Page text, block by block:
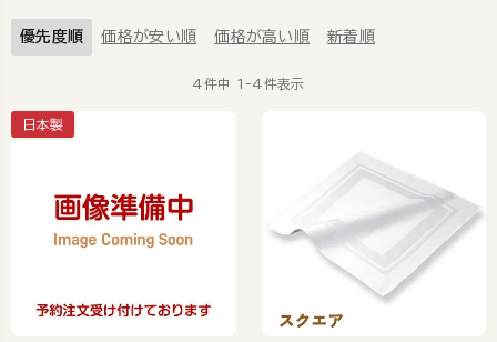
優先度順 価格が安い順 価格が高い順 新着順
4件中 1 -4件表示
日本製